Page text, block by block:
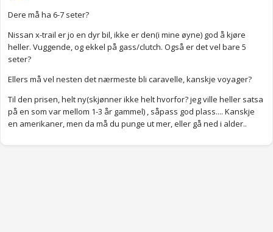
Dere må ha 6-7 seter?
Nissan x-trail er jo en dyr bil, ikke er den(i mine øyne) god å kjøre
heller. Vuggende, og ekkel på gass/clutch. Også er det vel bare 5
seter?
Ellers må vel nesten det nærmeste bli caravelle, kanskje voyager?
Til den prisen, helt ny(skjønner ikke helt hvorfor? jeg ville heller satsa
på en som var mellom 1-3 år gammel) , såpass god plass.... Kanskje
en amerikaner, men da må du punge ut mer, eller gå ned i alder..